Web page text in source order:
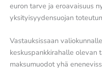
euron tarve ja eroavaisuus
yksityisyydensuojan
Vastauksissaan
keskuspankkirahalle olevan
maksumuodot yhä